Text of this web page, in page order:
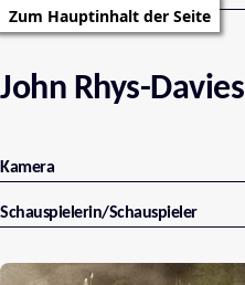
Zum Hauptinhalt der Seite
John Rhys-Davies
Kamera
Schauspielerin/Schauspieler